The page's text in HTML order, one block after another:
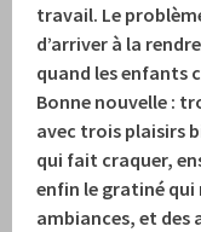
travail. Le
d’arriver à la
quand les enfants
Bonne nouvelle :
avec trois plaisirs
qui fait craquer,
enfin le gratiné qui
ambiances, et des